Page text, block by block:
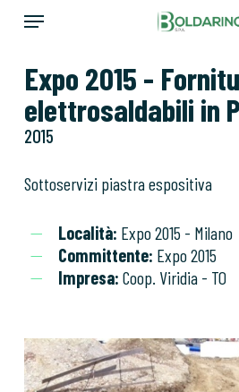
Skip
content
Menu
Expo 2015 -
elettrosaldabili in
2015
Sottoservizi piastra espositiva
Località: Expo 2015 - Milano
Committente: Expo 2015
Impresa: Coop. Viridia - TO